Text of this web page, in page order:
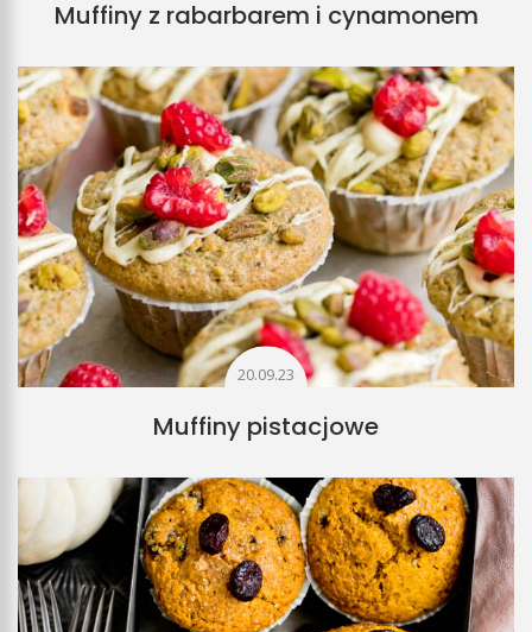
Muffiny z rabarbarem i cynamonem
20.09.23
Muffiny pistacjowe